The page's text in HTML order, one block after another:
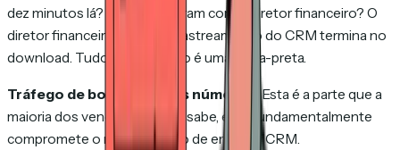
dez minutos lá? Compartilharam com o diretor financeiro? O
diretor financeiro odiou? O rastreamento do CRM termina no
download. Tudo depois disso é uma caixa-preta.
Tráfego de bots infla seus números.
Esta é a parte que a
maioria dos vendedores não sabe, e ela fundamentalmente
compromete o rastreamento de email via CRM.